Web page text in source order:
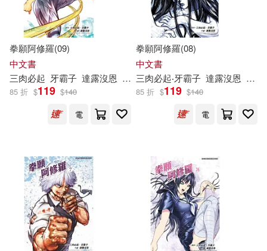
拳願阿修羅(09)
中文書
三肉必起 牙霸子 達露沒恩 砂輪忍
85 折 $119 $140
電
拳願阿修羅(08)
中文書
三肉必起‧牙霸子 達露沒恩 砂輪
85 折 $119 $140
電